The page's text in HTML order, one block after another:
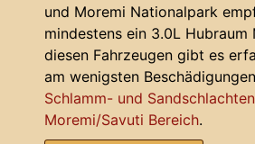
und Moremi Nationalpark
mindestens ein 3.0L Hubraum
diesen Fahrzeugen gibt es
am wenigsten
Schlamm- und
Moremi/Savuti Bereich.